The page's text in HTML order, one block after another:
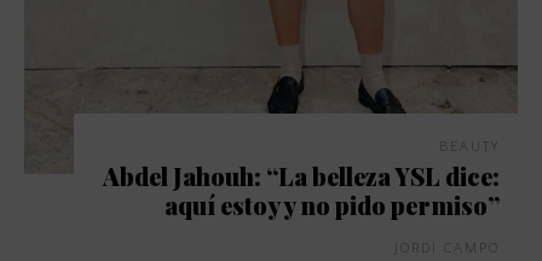
BEAUTY
Abdel Jahouh: “La belleza YSL dice:
aquí estoy y no pido permiso”
JORDI CAMPO